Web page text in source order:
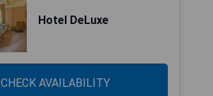
Hotel DeLuxe
CHECK AVAILABILITY